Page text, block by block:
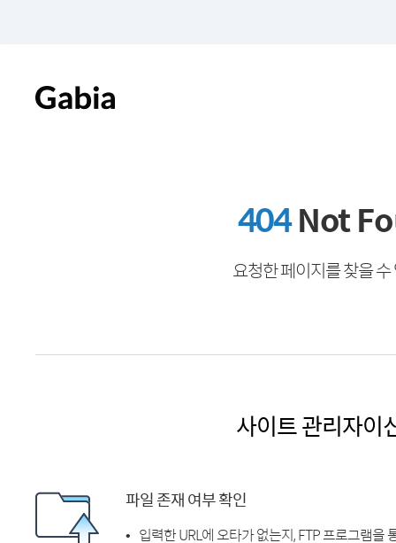
404Not
요청한 페이지를 찾을
사이트 관리자이
파일 존재 여부 확인
입력한 URL에 오타가 없는지, FTP 프로그램